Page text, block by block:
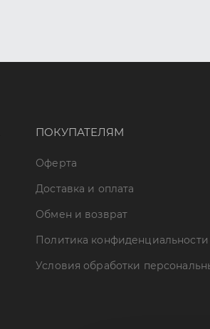
ПОКУПАТЕЛЯМ
Оферта
Доставка и оплата
Обмен и возврат
Политика конфиденциальности
Условия обработки